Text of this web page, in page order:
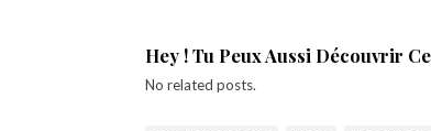
Hey ! Tu Peux Aussi Découvrir
No related posts.